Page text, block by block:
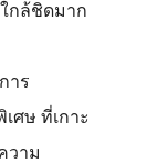
กล้ชิดมาก
าร
ศษ ที่เกาะ
วาม